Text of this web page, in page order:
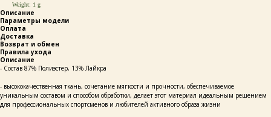
Weight: 1 g
Описание
Параметры модели
Оплата
Доставка
Возврат и обмен
Правила ухода
Описание
- Состав 87% Полиэстер, 13% Лайкра
- высококачественная ткань, сочетание мягкости и прочности, обеспечиваемое
уникальным составом и способом обработки, делает этот материал идеальным решением
для профессиональных спортсменов и любителей активного образа жизни